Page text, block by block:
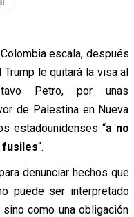
escala, después
le quitará la visa al
Petro, por unas
de Palestina en Nueva
estadounidenses “a no
fusiles“.
denunciar hechos que
puede ser interpretado
como una obligación